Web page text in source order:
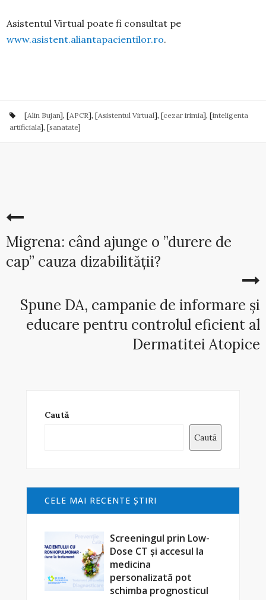
Asistentul Virtual poate fi consultat pe
www.asistent.aliantapacientilor.ro.
[Alin Bujan], [APCR], [Asistentul Virtual], [cezar irimia], [inteligenta
artificiala], [sanatate]
Migrena: când ajunge o ”durere de
cap” cauza dizabilității?
Spune DA, campanie de informare și
educare pentru controlul eficient al
Dermatitei Atopice
Caută
Caută
CELE MAI RECENTE ŞTIRI
Screeningul prin Low-
Dose CT și accesul la
medicina
personalizată pot
schimba prognosticul